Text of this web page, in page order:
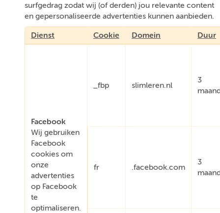
surfgedrag zodat wij (of derden) jou relevante content
en gepersonaliseerde advertenties kunnen aanbieden.
Dienst Cookie Domein Duur
Facebook
Wij gebruiken
Facebook
cookies om
onze
advertenties
op Facebook
te
optimaliseren.
_fbp slimleren.nl
3
fr .facebook.com
3